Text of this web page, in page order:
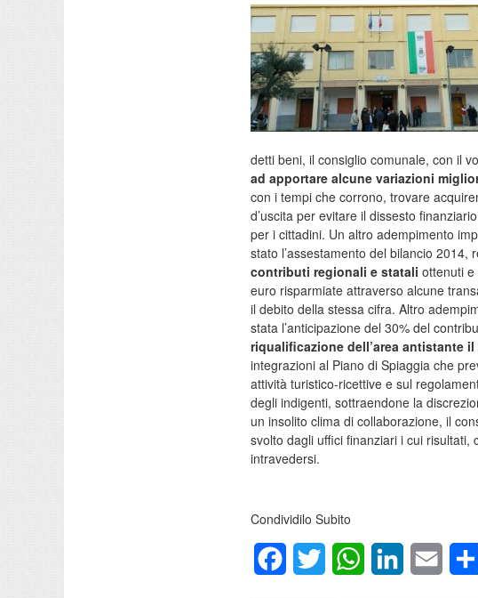
detti beni, il consiglio comunale, con il
ad apportare alcune variazioni
con i tempi che corrono, trovare
d’uscita per evitare il dissesto
per i cittadini. Un altro adempimento
stato l’assestamento del bilancio 2014,
contributi regionali e statali ottenuti
euro risparmiate attraverso alcune
il debito della stessa cifra. Altro
stata l’anticipazione del 30% del
riqualificazione dell’area antistante
integrazioni al Piano di Spiaggia che
attività turistico-ricettive e sul
degli indigenti, sottraendone la
un insolito clima di collaborazione, il
svolto dagli uffici finanziari i cui
intravedersi.
Condividilo Subito
FacebookTwitter WhatsAppLinkedInEmail